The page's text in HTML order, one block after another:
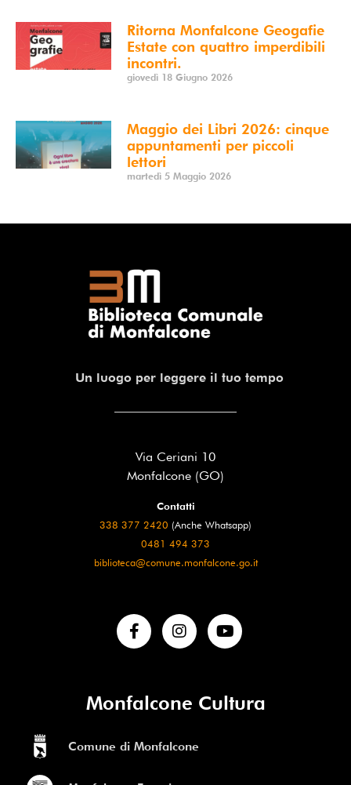
Ritorna Monfalcone Geogafie
Estate con quattro imperdibili
incontri.
giovedì 18 Giugno 2026
Maggio dei Libri 2026: cinque
appuntamenti per piccoli
lettori
martedì 5 Maggio 2026
Un luogo per leggere il tuo tempo
Via Ceriani 10
Monfalcone (GO)
Contatti
338 377 2420 (Anche Whatsapp)
0481 494 373
biblioteca@comune.monfalcone.go.it
Monfalcone Cultura
Comune di Monfalcone